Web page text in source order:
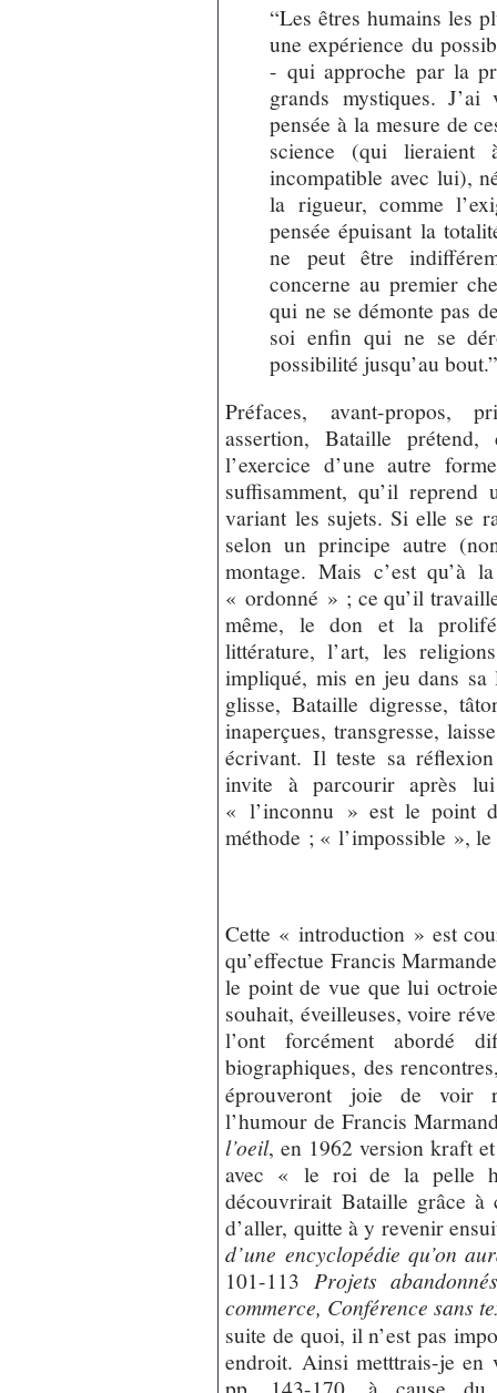
“Les êtres humains les
une expérience du
- qui approche par la
grands mystiques.
pensée à la mesure de
science (qui lieraient
incompatible avec lui),
la rigueur, comme
pensée épuisant la
ne peut être
concerne au premier
qui ne se démonte pas
soi enfin qui ne se
possibilité jusqu’au
Préfaces, avant-propos,
assertion, Bataille
l’exercice d’une autre
suffisamment, qu’il
variant les sujets. Si elle se
selon un principe autre
montage. Mais c’est qu’à
« ordonné » ; ce qu’il
même, le don et la
littérature, l’art, les
impliqué, mis en jeu dans
glisse, Bataille digresse,
inaperçues, transgresse,
écrivant. Il teste sa
invite à parcourir après
« l’inconnu » est le point
méthode ; « l’impossible »,
Cette « introduction » est
qu’effectue Francis
le point de vue que lui
souhait, éveilleuses, voire
l’ont forcément abordé
biographiques, des
éprouveront joie de voir
l’humour de Francis
l’oeil, en 1962 version kraft
avec « le roi de la pelle
découvrirait Bataille grâce à
d’aller, quitte à y revenir
d’une encyclopédie qu’on
101-113 Projets
commerce, Conférence sans
suite de quoi, il n’est pas
endroit. Ainsi metttrais-je